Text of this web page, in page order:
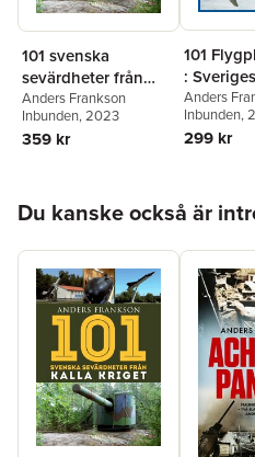
101 svenska
sevärdheter från
kalla kriget
Anders Frankson
Inbunden, 2023
359 kr
101
:
100 år
Anders
Inbunden,
299 kr
Du kanske också är